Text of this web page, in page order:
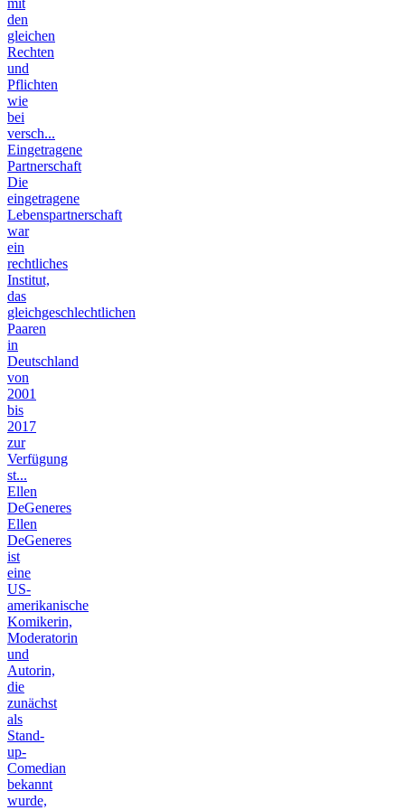
den
gleichen
Rechten
und
Pflichten
wie
bei
versch...
Eingetragene
Partnerschaft
Die
eingetragene
Lebenspartnerschaft
war
ein
rechtliches
Institut,
das
gleichgeschlechtlichen
Paaren
in
Deutschland
von
2001
bis
2017
zur
Verfügung
st...
Ellen
DeGeneres
Ellen
DeGeneres
ist
eine
US-
amerikanische
Komikerin,
Moderatorin
und
Autorin,
die
zunächst
als
Stand-
up-
Comedian
bekannt
wurde,